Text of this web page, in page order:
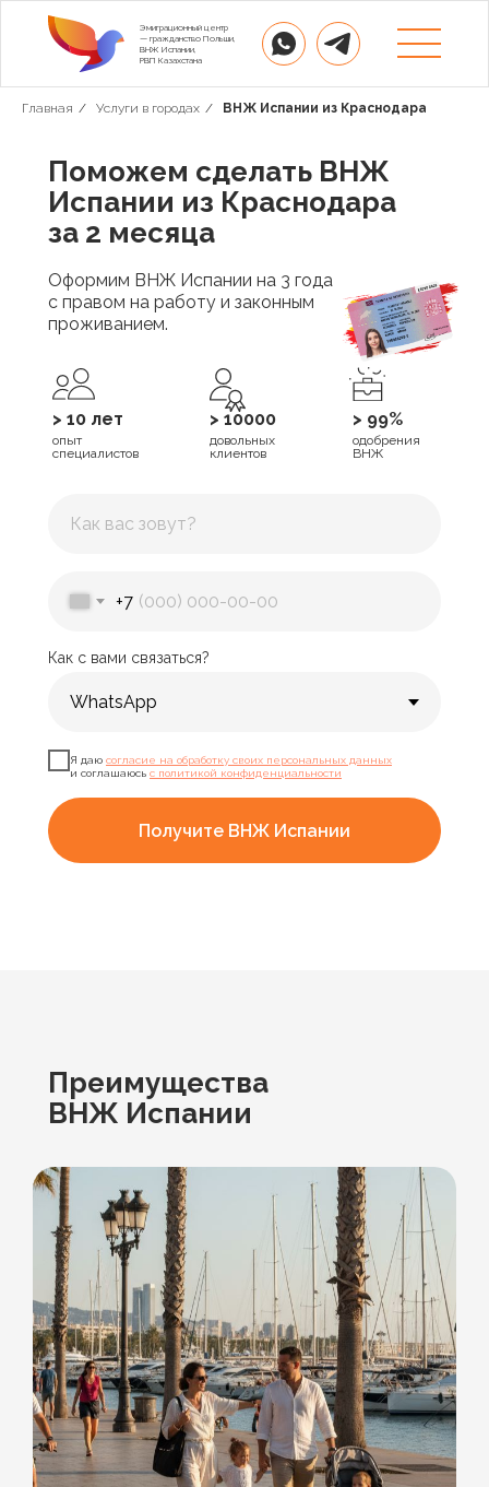
Эмиграционный центр
— гражданство Польши,
ВНЖ Испании,
РВП Казахстана
Главная / Услуги в городах / ВНЖ Испании из Краснодара
довольных
клиентов
> 10000
одобрения
ВНЖ
> 99%
опыт
специалистов
> 10 лет
Поможем сделать ВНЖ
Испании из Краснодара
за 2 месяца
Оформим ВНЖ Испании на 3 года
с правом на работу и законным
проживанием.
+7
Как с вами связаться?
Я даю согласие на обработку своих персональных данных
и соглашаюсь с политикой конфиденциальности
Получите ВНЖ Испании
Преимущества
ВНЖ Испании